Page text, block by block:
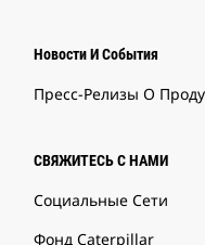
Новости И События
Пресс-Релизы О
СВЯЖИТЕСЬ С НАМИ
Социальные Сети
Фонд Caterpillar